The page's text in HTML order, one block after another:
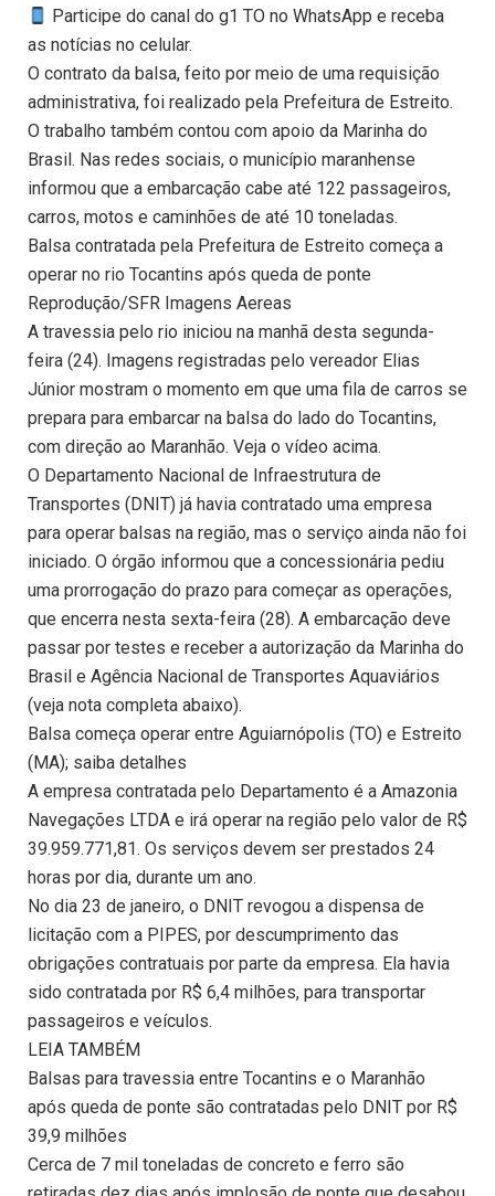
Participe do canal do g1 TO no WhatsApp e receba
as notícias no celular.
O contrato da balsa, feito por meio de uma requisição
administrativa, foi realizado pela Prefeitura de Estreito.
O trabalho também contou com apoio da Marinha do
Brasil. Nas redes sociais, o município maranhense
informou que a embarcação cabe até 122 passageiros,
carros, motos e caminhões de até 10 toneladas.
Balsa contratada pela Prefeitura de Estreito começa a
operar no rio Tocantins após queda de ponte
Reprodução/SFR Imagens Aereas
A travessia pelo rio iniciou na manhã desta segunda-
feira (24). Imagens registradas pelo vereador Elias
Júnior mostram o momento em que uma fila de carros se
prepara para embarcar na balsa do lado do Tocantins,
com direção ao Maranhão. Veja o vídeo acima.
O Departamento Nacional de Infraestrutura de
Transportes (DNIT) já havia contratado uma empresa
para operar balsas na região, mas o serviço ainda não foi
iniciado. O órgão informou que a concessionária pediu
uma prorrogação do prazo para começar as operações,
que encerra nesta sexta-feira (28). A embarcação deve
passar por testes e receber a autorização da Marinha do
Brasil e Agência Nacional de Transportes Aquaviários
(veja nota completa abaixo).
Balsa começa operar entre Aguiarnópolis (TO) e Estreito
(MA); saiba detalhes
A empresa contratada pelo Departamento é a Amazonia
Navegações LTDA e irá operar na região pelo valor de R$
39.959.771,81. Os serviços devem ser prestados 24
horas por dia, durante um ano.
No dia 23 de janeiro, o DNIT revogou a dispensa de
licitação com a PIPES, por descumprimento das
obrigações contratuais por parte da empresa. Ela havia
sido contratada por R$ 6,4 milhões, para transportar
passageiros e veículos.
LEIA TAMBÉM
Balsas para travessia entre Tocantins e o Maranhão
após queda de ponte são contratadas pelo DNIT por R$
39,9 milhões
Cerca de 7 mil toneladas de concreto e ferro são